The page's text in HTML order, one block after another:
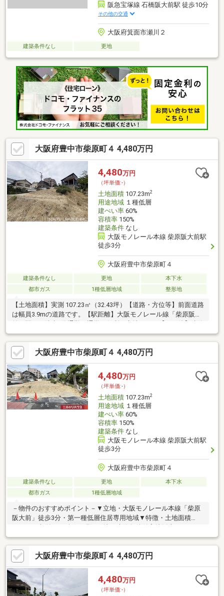
阪急宝塚線 石橋阪大前駅 徒歩10分
その他の交通
大阪府箕面市瀬川２
建築条件なし 更地
大阪府豊中市柴原町４ 4,480万円
4,480万円
（坪単価:-）
土地面積107.23m2
用途地域１種低層
建ぺい率60%
容積率150%
建築条件なし
大阪モノレール本線 柴原阪大前駅
徒歩3分
大阪府豊中市柴原町４
建築条件なし 更地
本下水
都市ガス
1種低層地域 整形地
【土地面積】実測 107.23㎡（32.43坪）【道路・方位等】前面道路
は幅員3.9mの道路です。【駅距離】大阪モノレール線「柴原阪大
条件付き土地ではございません。お好きなハウスメーカー、工務
店で建築できます。
大阪府豊中市柴原町４ 4,480万円
4,480万円
（坪単価:-）
土地面積107.23m2
用途地域１種低層
建ぺい率60%
容積率150%
建築条件なし
大阪モノレール本線 柴原阪大前駅
徒歩3分
大阪府豊中市柴原町４
建築条件なし 更地
本下水
都市ガス
1種低層地域
－物件のおすすめポイント－▼立地・大阪モノレール本線「柴原
阪大前」徒歩3分・第一種低層住居専用地域▼特徴・土地面積
ません・お好きなハウスメーカー等で建築可能・南東側道路、間
口は約10.2m▼周辺環境・ローソン豊中柴原町三丁目店 徒歩5分
(約350m)・豊中市立桜井谷小学校 徒歩10分(約740m)※宅地造成等
工事規制区域(各都道府県知事へ「許可」等の申請が必要となる場
合有)■ ご希望の住まい探しをお手伝いします ━━━━━・・・物
件の詳細・ご相談はお気軽にお問い合わせください。
大阪府豊中市柴原町４ 4,480万円
4,480万円
（坪単価:-）